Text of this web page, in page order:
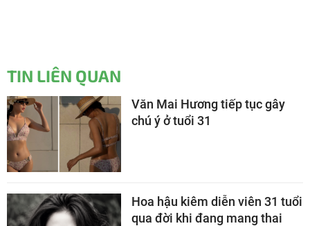
TIN LIÊN QUAN
Văn Mai Hương tiếp tục gây
chú ý ở tuổi 31
Hoa hậu kiêm diễn viên 31 tuổi
qua đời khi đang mang thai